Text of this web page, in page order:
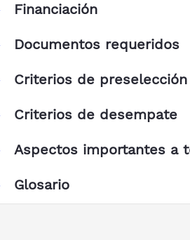
Financiación
Documentos requeridos
Criterios de preselección
Criterios de desempate
Aspectos importantes a
Glosario